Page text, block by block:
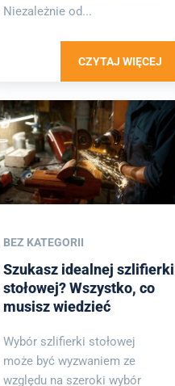
Niezależnie od...
CZYTAJ WIĘCEJ
BEZ KATEGORII
Szukasz idealnej szlifierki
stołowej? Wszystko, co
musisz wiedzieć
Wybór szlifierki stołowej
może być wyzwaniem ze
względu na szeroki wybór